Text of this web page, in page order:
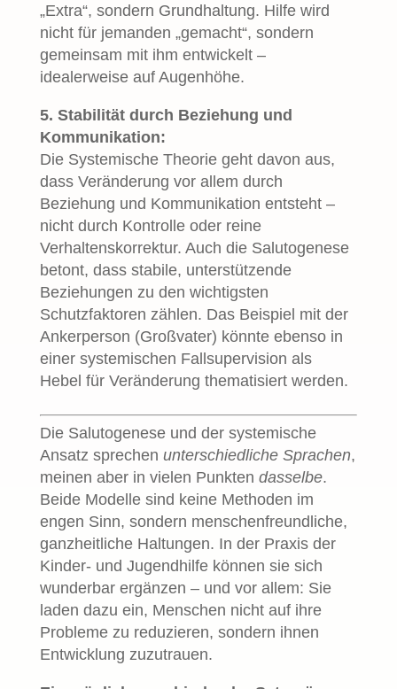
„Extra“, sondern Grundhaltung. Hilfe wird
nicht für jemanden „gemacht“, sondern
gemeinsam mit ihm entwickelt –
idealerweise auf Augenhöhe.
5. Stabilität durch Beziehung und
Kommunikation:
Die Systemische Theorie geht davon aus,
dass Veränderung vor allem durch
Beziehung und Kommunikation entsteht –
nicht durch Kontrolle oder reine
Verhaltenskorrektur. Auch die Salutogenese
betont, dass stabile, unterstützende
Beziehungen zu den wichtigsten
Schutzfaktoren zählen. Das Beispiel mit der
Ankerperson (Großvater) könnte ebenso in
einer systemischen Fallsupervision als
Hebel für Veränderung thematisiert werden.
Die Salutogenese und der systemische
Ansatz sprechen unterschiedliche Sprachen,
meinen aber in vielen Punkten dasselbe.
Beide Modelle sind keine Methoden im
engen Sinn, sondern menschenfreundliche,
ganzheitliche Haltungen. In der Praxis der
Kinder- und Jugendhilfe können sie sich
wunderbar ergänzen – und vor allem: Sie
laden dazu ein, Menschen nicht auf ihre
Probleme zu reduzieren, sondern ihnen
Entwicklung zuzutrauen.